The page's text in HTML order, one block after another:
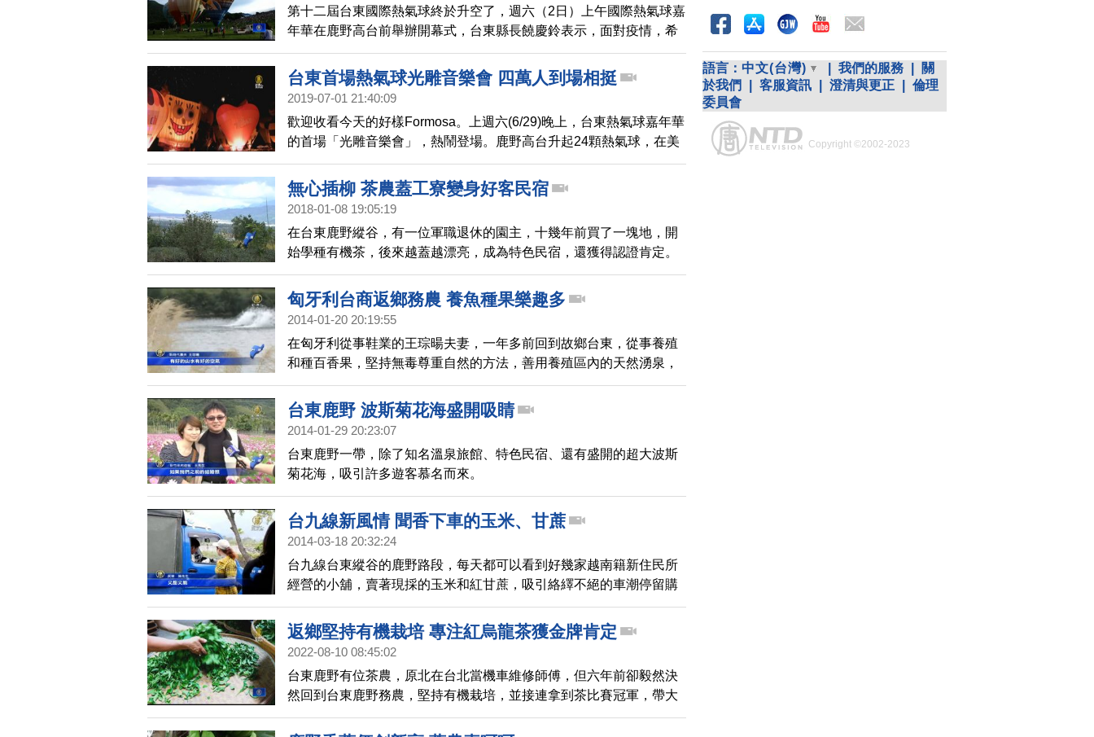
第十二屆台東國際熱氣球終於升空了，週六（2日）上午國際熱氣球嘉
年華在鹿野高台前舉辦開幕式，台東縣長饒慶鈴表示，面對疫情，希
望用熱氣球為全國加油，為大家帶來滿滿的正能量。
台東首場熱氣球光雕音樂會 四萬人到場相挺
2019-07-01 21:40:09
歡迎收看今天的好樣Formosa。上週六(6/29)晚上，台東熱氣球嘉年華
的首場「光雕音樂會」，熱鬧登場。鹿野高台升起24顆熱氣球，在美
麗的燈光照射下，氣勢更顯磅礡，最後加碼施放煙火，讓現場四萬民
眾驚呼連連。
無心插柳 茶農蓋工寮變身好客民宿
2018-01-08 19:05:19
在台東鹿野縱谷，有一位軍職退休的園主，十幾年前買了一塊地，開
始學種有機茶，後來越蓋越漂亮，成為特色民宿，還獲得認證肯定。
匈牙利台商返鄉務農 養魚種果樂趣多
2014-01-20 20:19:55
在匈牙利從事鞋業的王琮暘夫妻，一年多前回到故鄉台東，從事養殖
和種百香果，堅持無毒尊重自然的方法，善用養殖區內的天然湧泉，
讓鱸魚肉質肥美，而百香果園雖然廢耕多年但土質肥沃，結實纍纍，
讓我們帶大家一起去看看。
台東鹿野 波斯菊花海盛開吸睛
2014-01-29 20:23:07
台東鹿野一帶，除了知名溫泉旅館、特色民宿、還有盛開的超大波斯
菊花海，吸引許多遊客慕名而來。
台九線新風情 聞香下車的玉米、甘蔗
2014-03-18 20:32:24
台九線台東縱谷的鹿野路段，每天都可以看到好幾家越南籍新住民所
經營的小舖，賣著現採的玉米和紅甘蔗，吸引絡繹不絕的車潮停留購
買，成為當地一道特殊的風景線。
返鄉堅持有機栽培 專注紅烏龍茶獲金牌肯定
2022-08-10 08:45:02
台東鹿野有位茶農，原北在台北當機車維修師傅，但六年前卻毅然決
然回到台東鹿野務農，堅持有機栽培，並接連拿到茶比賽冠軍，帶大
家一起去看看。
語言： 中文(台灣) 我們的服務
關
於我們
客服資訊 澄清與更正
倫理
委員會
Copyright ©2002-2023